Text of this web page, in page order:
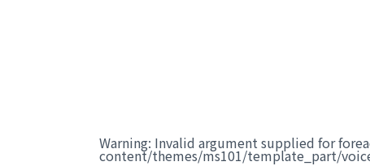
Warning: Invalid argument supplied for
content/themes/ms101/template_part/